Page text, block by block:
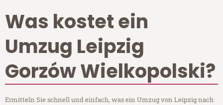
Was kostet ein
Umzug Leipzig
Gorzów Wielkopolski?
Ermitteln Sie schnell und einfach, was ein Umzug von Leipzig nach